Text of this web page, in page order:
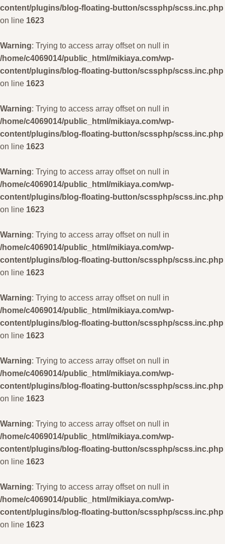
content/plugins/blog-floating-button/scssphp/scss.inc.php
on line 1623
Warning: Trying to access array offset on null in
/home/c4069014/public_html/mikiaya.com/wp-
content/plugins/blog-floating-button/scssphp/scss.inc.php
on line 1623
Warning: Trying to access array offset on null in
/home/c4069014/public_html/mikiaya.com/wp-
content/plugins/blog-floating-button/scssphp/scss.inc.php
on line 1623
Warning: Trying to access array offset on null in
/home/c4069014/public_html/mikiaya.com/wp-
content/plugins/blog-floating-button/scssphp/scss.inc.php
on line 1623
Warning: Trying to access array offset on null in
/home/c4069014/public_html/mikiaya.com/wp-
content/plugins/blog-floating-button/scssphp/scss.inc.php
on line 1623
Warning: Trying to access array offset on null in
/home/c4069014/public_html/mikiaya.com/wp-
content/plugins/blog-floating-button/scssphp/scss.inc.php
on line 1623
Warning: Trying to access array offset on null in
/home/c4069014/public_html/mikiaya.com/wp-
content/plugins/blog-floating-button/scssphp/scss.inc.php
on line 1623
Warning: Trying to access array offset on null in
/home/c4069014/public_html/mikiaya.com/wp-
content/plugins/blog-floating-button/scssphp/scss.inc.php
on line 1623
Warning: Trying to access array offset on null in
/home/c4069014/public_html/mikiaya.com/wp-
content/plugins/blog-floating-button/scssphp/scss.inc.php
on line 1623